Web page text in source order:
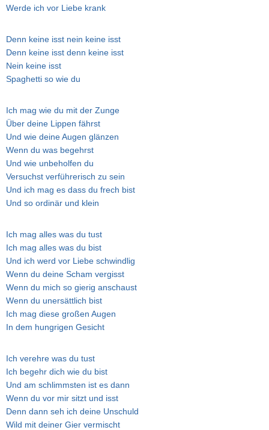
Werde ich vor Liebe krank
Denn keine isst nein keine isst
Denn keine isst denn keine isst
Nein keine isst
Spaghetti so wie du
Ich mag wie du mit der Zunge
Über deine Lippen fährst
Und wie deine Augen glänzen
Wenn du was begehrst
Und wie unbeholfen du
Versuchst verführerisch zu sein
Und ich mag es dass du frech bist
Und so ordinär und klein
Ich mag alles was du tust
Ich mag alles was du bist
Und ich werd vor Liebe schwindlig
Wenn du deine Scham vergisst
Wenn du mich so gierig anschaust
Wenn du unersättlich bist
Ich mag diese großen Augen
In dem hungrigen Gesicht
Ich verehre was du tust
Ich begehr dich wie du bist
Und am schlimmsten ist es dann
Wenn du vor mir sitzt und isst
Denn dann seh ich deine Unschuld
Wild mit deiner Gier vermischt